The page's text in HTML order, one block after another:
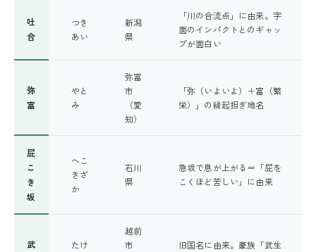
吐
合
つき
あい
新潟
県
「川の合流点」に由来。字
面のインパクトとのギャッ
プが面白い
弥
富
やと
み
弥富
市
（愛
知）
「弥（いよいよ）＋富（繁
栄）」の縁起担ぎ地名
屁
こ
き
坂
へこ
きざ
か
石川
県
急坂で息が上がる＝「屁を
こくほど苦しい」に由来
武
たけ
越前
市
旧国名に由来。豪族「武生